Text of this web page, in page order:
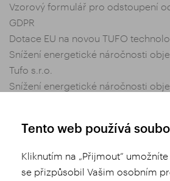
Vzorový formulář pro odstoupení
GDPR
Dotace EU na novou TUFO
Snížení energetické náročnosti
Tufo s.r.o.
Snížení energetické náročnosti
Obchodní podmínky
Tento web používá
Kliknutím na „Přijmout“
se přizpůsobil Vašim osobním